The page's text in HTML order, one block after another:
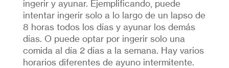
ingerir y ayunar. Ejemplificando, puede
intentar ingerir solo a lo largo de un lapso de
8 horas todos los días y ayunar los demás
días. O puede optar por ingerir solo una
comida al día 2 días a la semana. Hay varios
horarios diferentes de ayuno intermitente.